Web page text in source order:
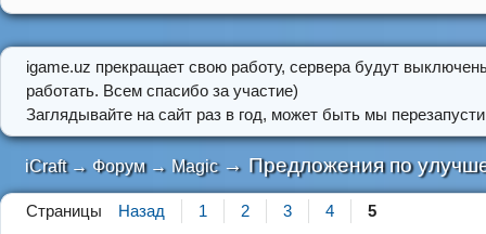
igame.uz прекращает свою работу, сервера будут
работать. Всем спасибо за участие)
Заглядывайте на сайт раз в год, может быть мы
iCraft → Форум → Magic → Предложения по
Страницы Назад 1 2 3 4
5